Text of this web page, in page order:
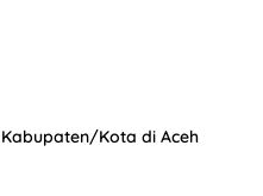
Kota di Aceh